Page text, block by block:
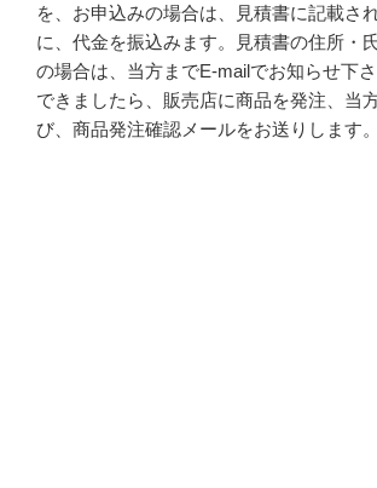
を、お申込みの場合は、見積書に記載さ
に、代金を振込みます。見積書の住所・
の場合は、当方までE-mailでお知らせ下
できましたら、販売店に商品を発注、当
び、商品発注確認メールをお送りします。